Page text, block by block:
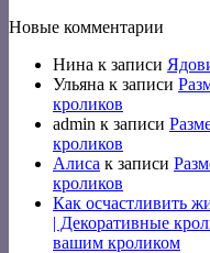
Новые комментарии
Нина к записи
Ульяна к записи
кроликов
admin к записи
кроликов
Алиса к записи
кроликов
Как осчастливить
| Декоративные
вашим кроликом